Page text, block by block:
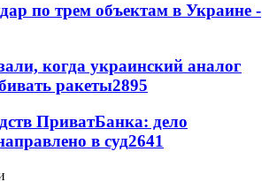
по трем объектам в Украине -
когда украинский аналог
ракеты2895
ПриватБанка: дело
в суд2641